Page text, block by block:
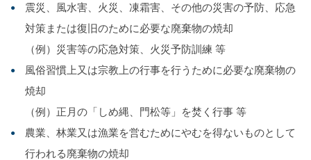
震災、風水害、火災、凍霜害、その他の災害の予防、応急
対策または復旧のために必要な廃棄物の焼却
（例）災害等の応急対策、火災予防訓練 等
風俗習慣上又は宗教上の行事を行うために必要な廃棄物の
焼却
（例）正月の「しめ縄、門松等」を焚く行事 等
農業、林業又は漁業を営むためにやむを得ないものとして
行われる廃棄物の焼却